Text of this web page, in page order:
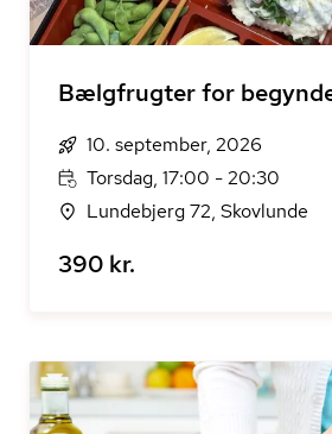
Bælgfrugter for
10. september, 2026
Torsdag, 17:00 - 20:30
Lundebjerg 72, Skovlunde
390 kr.